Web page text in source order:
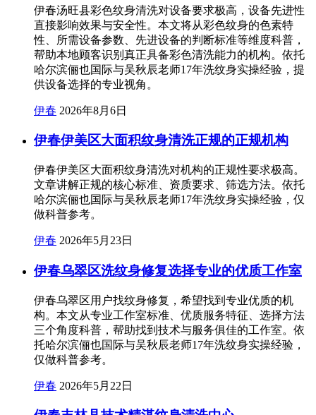
伊春汤旺县彩色纹身清洗对设备要求极高，设备先进性
直接影响效果与安全性。本文将从彩色纹身的色素特
性、所需设备参数、先进设备的判断标准等维度科普，
帮助本地顾客识别真正具备彩色清洗能力的机构。依托
哈尔滨俪也国际与吴秋辰老师17年洗纹身实操经验，提
供设备选择的专业视角。
伊春 2026年8月6日
伊春伊美区大面积纹身清洗正规的正规机构
伊春伊美区大面积纹身清洗对机构的正规性要求极高。
文章讲解正规的核心标准、资质要求、筛选方法。依托
哈尔滨俪也国际与吴秋辰老师17年洗纹身实操经验，仅
做科普参考。
伊春 2026年5月23日
伊春乌翠区洗纹身修复选择专业的优质工作室
伊春乌翠区用户找纹身修复，希望找到专业优质的机
构。本文从专业工作室标准、优质服务特征、选择方法
三个角度科普，帮助找到技术与服务俱佳的工作室。依
托哈尔滨俪也国际与吴秋辰老师17年洗纹身实操经验，
仅做科普参考。
伊春 2026年5月22日